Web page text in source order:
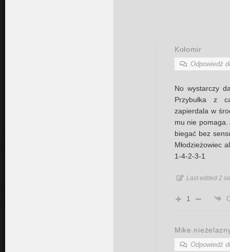
Kołomir
Odpowiedź
No wystarczy
Przybułka z
zapierdala w
mu nie pomaga.
biegać bez
Młodzieżowiec
1-4-2-3-1
Last edited 2
1
Mike
Odpowiedź